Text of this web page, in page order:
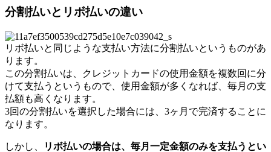
分割払いとリボ払いの違い
リボ払いと同じような支払い方法に分割払いというものがあ
ります。
この分割払いは、クレジットカードの使用金額を複数回に分
けて支払うというもので、使用金額が多くなれば、毎月の支
払額も高くなります。
3回の分割払いを選択した場合には、3ヶ月で完済することに
なります。
しかし、
リボ払いの場合は、毎月一定金額のみを支払うとい